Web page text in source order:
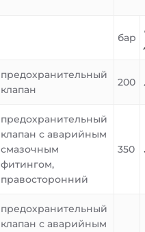
бар
предохранительный
клапан
200
предохранительный
клапан с аварийным
смазочным
фитингом,
правосторонний
350
предохранительный
клапан с аварийным